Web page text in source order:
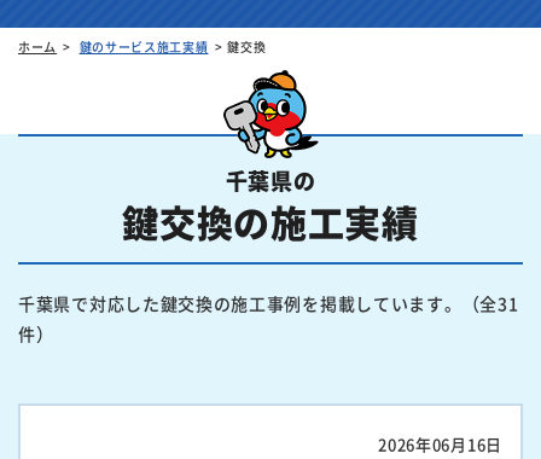
ホーム 鍵のサービス施工実績 鍵交換
千葉県の
鍵交換の施工実績
千葉県で対応した鍵交換の施工事例を掲載しています。（全31
件）
2026年06月16日